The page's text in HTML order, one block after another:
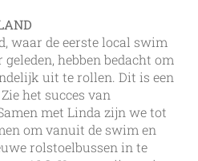
waar de eerste local swim
hebben bedacht om
uit te rollen. Dit is een
het succes van
met Linda zijn we tot
om vanuit de swim en
rolstoelbussen in te